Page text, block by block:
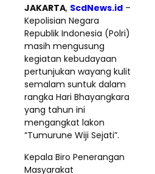
JAKARTA, ScdNews.id –
Kepolisian Negara
Republik Indonesia (Polri)
masih mengusung
kegiatan kebudayaan
pertunjukan wayang kulit
semalam suntuk dalam
rangka Hari Bhayangkara
yang tahun ini
mengangkat lakon
“Tumurune Wiji Sejati”.
Kepala Biro Penerangan
Masyarakat